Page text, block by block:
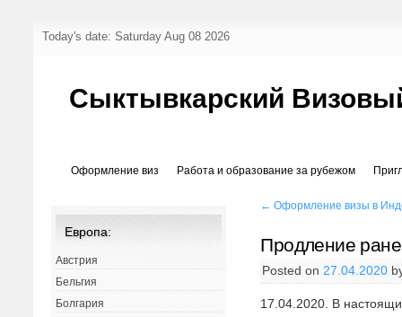
Today's date: Saturday Aug 08 2026
Сыктывкарский
Оформление виз Работа и образование за рубежом
← Оформление визы в
Продление
Posted on 27.04.2020
17.04.2020. В
Европа:
Австрия
Бельгия
Болгария